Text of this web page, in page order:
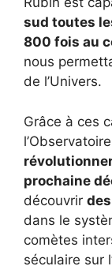
sud toutes
800 fois au
nous
de l’Univers.
Grâce à ces
prochaine
découvrir
dans le
comètes
séculaire sur